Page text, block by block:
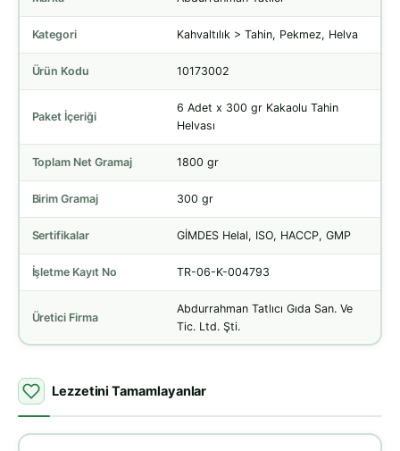
Kategori Kahvaltılık > Tahin, Pekmez, Helva
Ürün Kodu 10173002
Paket İçeriği
6 Adet x 300 gr Kakaolu Tahin
Helvası
Toplam Net Gramaj 1800 gr
Birim Gramaj 300 gr
Sertifikalar GİMDES Helal, ISO, HACCP, GMP
İşletme Kayıt No TR-06-K-004793
Üretici Firma
Abdurrahman Tatlıcı Gıda San. Ve
Tic. Ltd. Şti.
Lezzetini Tamamlayanlar